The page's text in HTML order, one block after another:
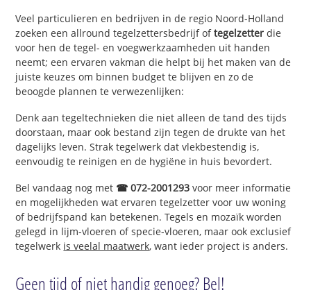
Veel particulieren en bedrijven in de regio Noord-Holland
zoeken een allround tegelzettersbedrijf oftegelzetter die
voor hen de tegel- en voegwerkzaamheden uit handen
neemt; een ervaren vakman die helpt bij het maken van de
juiste keuzes om binnen budget te blijven en zo de
beoogde plannen te verwezenlijken:
Denk aan tegeltechnieken die niet alleen de tand des tijds
doorstaan, maar ook bestand zijn tegen de drukte van het
dagelijks leven. Strak tegelwerk dat vlekbestendig is,
eenvoudig te reinigen en de hygiëne in huis bevordert.
Bel vandaag nog met ☎ 072-2001293 voor meer informatie
en mogelijkheden wat ervaren tegelzetter voor uw woning
of bedrijfspand kan betekenen. Tegels en mozaïk worden
gelegd in lijm-vloeren of specie-vloeren, maar ook exclusief
tegelwerk is veelal maatwerk, want ieder project is anders.
Geen tijd of niet handig genoeg? Bel!